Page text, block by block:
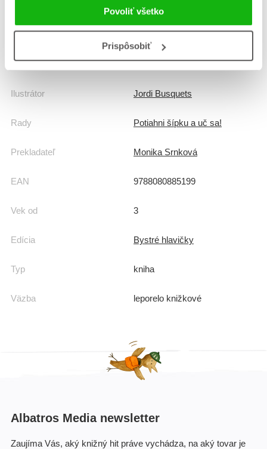
Povoliť všetko
Prispôsobiť
215x230 mm
Hmotnosť 0,32 kg
Jazyk slovenčina
Ilustrátor Jordi Busquets
Rady Potiahni šípku a uč sa!
Prekladateľ Monika Srnková
EAN 9788080885199
Vek od 3
Edícia Bystré hlavičky
Typ kniha
Väzba leporelo knižkové
Albatros Media newsletter
Zaujíma Vás, aký knižný hit práve vychádza, na aký tovar je